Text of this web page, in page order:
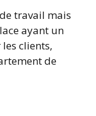
travail mais
ayant un
clients,
de